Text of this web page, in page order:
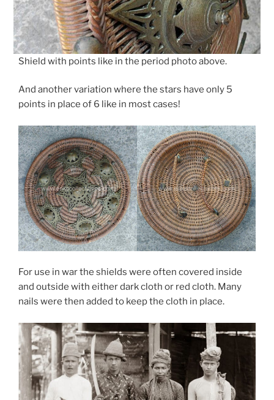
Shield with points like in the period photo above.
And another variation where the stars have only 5
points in place of 6 like in most cases!
For use in war the shields were often covered inside
and outside with either dark cloth or red cloth. Many
nails were then added to keep the cloth in place.